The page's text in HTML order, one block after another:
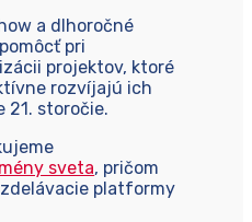
a dlhoročné
pri
projektov, ktoré
rozvíjajú ich
21. storočie.
sveta, pričom
platformy